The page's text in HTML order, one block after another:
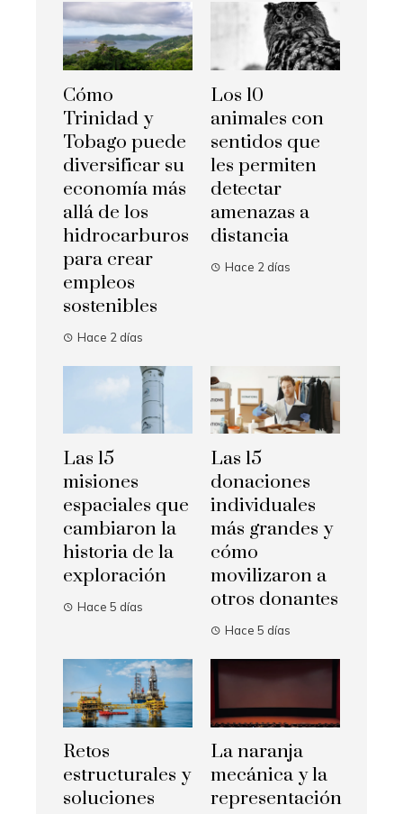
Cómo
Trinidad y
Tobago puede
diversificar su
economía más
allá de los
hidrocarburos
para crear
empleos
sostenibles
Hace 2 días
Los 10
animales con
sentidos que
les permiten
detectar
amenazas a
distancia
Hace 2 días
Las 15
misiones
espaciales que
cambiaron la
historia de la
exploración
Hace 5 días
Las 15
donaciones
individuales
más grandes y
cómo
movilizaron a
otros donantes
Hace 5 días
Retos
estructurales y
soluciones
La naranja
mecánica y la
representación